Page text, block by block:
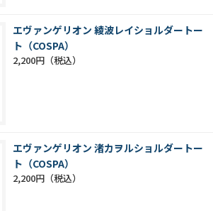
エヴァンゲリオン 綾波レイショルダートー
ト（COSPA）
2,200円
エヴァンゲリオン 渚カヲルショルダートー
ト（COSPA）
2,200円